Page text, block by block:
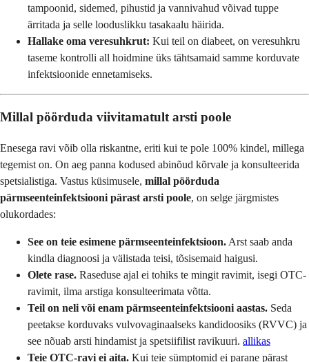
tampoonid, sidemed, pihustid ja vannivahud võivad tuppe
ärritada ja selle looduslikku tasakaalu häirida.
Hallake oma veresuhkrut: Kui teil on diabeet, on veresuhkru
taseme kontrolli all hoidmine üks tähtsamaid samme korduvate
infektsioonide ennetamiseks.
Millal pöörduda viivitamatult arsti poole
Enesega ravi võib olla riskantne, eriti kui te pole 100% kindel, millega
tegemist on. On aeg panna kodused abinõud kõrvale ja konsulteerida
spetsialistiga. Vastus küsimusele, millal pöörduda
pärmseenteinfektsiooni pärast arsti poole, on selge järgmistes
olukordades:
See on teie esimene pärmseenteinfektsioon. Arst saab anda
kindla diagnoosi ja välistada teisi, tõsisemaid haigusi.
Olete rase. Raseduse ajal ei tohiks te mingit ravimit, isegi OTC-
ravimit, ilma arstiga konsulteerimata võtta.
Teil on neli või enam pärmseenteinfektsiooni aastas. Seda
peetakse korduvaks vulvovaginaalseks kandidoosiks (RVVC) ja
see nõuab arsti hindamist ja spetsiifilist ravikuuri. allikas
Teie OTC-ravi ei aita. Kui teie sümptomid ei parane pärast